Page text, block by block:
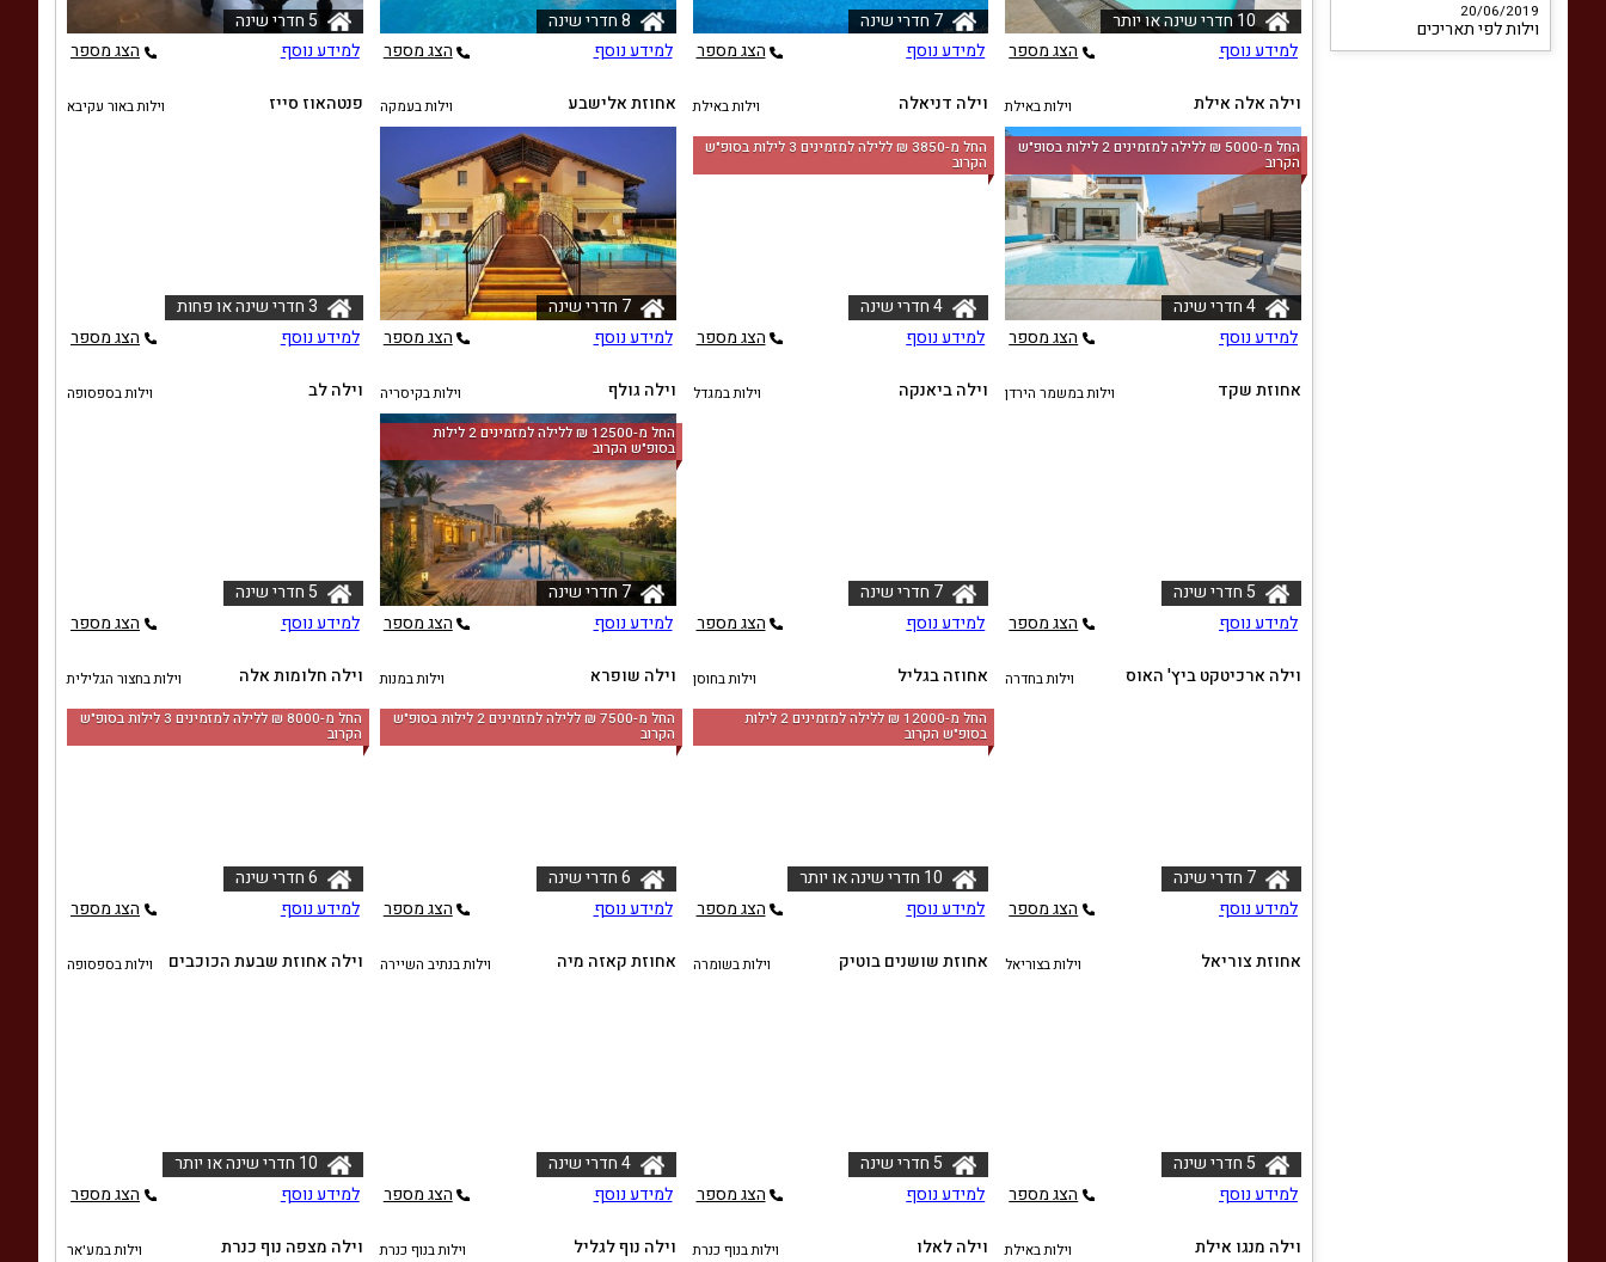
20/06/2019
וילות לפי תאריכים 10 חדרי שינה או יותר
למידע נוסף הצג מספר למידע נוסף הצג מספר למידע נוסף הצג מספר למידע נוסף הצג מספר
וילה אלה אילת וילות באילת
החל מ-‏5000 ₪ ללילה למזמינים 2 לילות בסופ"ש
הקרוב
למידע נוסף הצג מספר
וילה דניאלה וילות באילת
החל מ-‏3850 ₪ ללילה למזמינים 3 לילות בסופ"ש
הקרוב
למידע נוסף הצג מספר
אחוזת אלישבע וילות בעמקה
7 חדרי שינה
למידע נוסף
הצג מספר
פנטהאוז סייז וילות באור עקיבא
למידע נוסף
הצג מספר
אחוזת שקד וילות במשמר הירדן
למידע נוסף
הצג מספר
וילה ביאנקה וילות במגדל
למידע נוסף
הצג מספר
וילה גולף וילות בקיסריה
7 חדרי שינה
החל מ-‏12500 ₪ ללילה למזמינים 2 לילות
בסופ"ש הקרוב
למידע נוסף הצג מספר
וילה לב וילות בספסופה
למידע נוסף
הצג מספר
וילה ארכיטקט ביץ' האוס וילות בחדרה
למידע נוסף
הצג מספר
אחוזה בגליל וילות בחוסן
החל מ-‏12000 ₪ ללילה למזמינים 2 לילות
בסופ"ש הקרוב
למידע נוסף הצג מספר
וילה שופרא וילות במנות
החל מ-‏7500 ₪ ללילה למזמינים 2 לילות בסופ"ש
הקרוב
למידע נוסף הצג מספר
וילה חלומות אלה וילות בחצור הגלילית
החל מ-‏8000 ₪ ללילה למזמינים 3 לילות בסופ"ש
הקרוב
למידע נוסף הצג מספר
אחוזת צוריאל וילות בצוריאל
למידע נוסף
הצג מספר
אחוזת שושנים בוטיק וילות בשומרה
למידע נוסף
הצג מספר
אחוזת קאזה מיה וילות בנתיב השיירה
4 חדרי שינה
למידע נוסף
הצג מספר
וילה אחוזת שבעת הכוכבים וילות בספסופה
למידע נוסף
הצג מספר
וילה מנגו אילת וילות באילת וילה לאלו וילות בנוף כנרת וילה נוף לגליל וילות בנוף כנרת וילה מצפה נוף כנרת וילות במע'אר